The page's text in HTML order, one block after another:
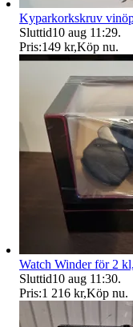
Kyparkorkskruv
Sluttid10 aug 11:29.
Pris:149 kr,Köp nu.
Watch Winder för 2
Sluttid10 aug 11:30.
Pris:1 216 kr,Köp nu.